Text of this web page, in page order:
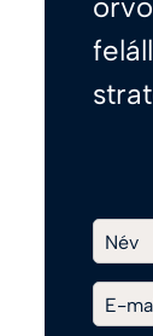
Név
E-